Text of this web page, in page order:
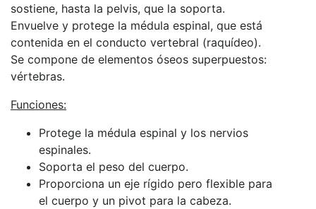
sostiene, hasta la pelvis, que la soporta.
Envuelve y protege la médula espinal, que está
contenida en el conducto vertebral (raquídeo).
Se compone de elementos óseos superpuestos:
vértebras.
Funciones:
Protege la médula espinal y los nervios
espinales.
Soporta el peso del cuerpo.
Proporciona un eje rígido pero flexible para
el cuerpo y un pivot para la cabeza.